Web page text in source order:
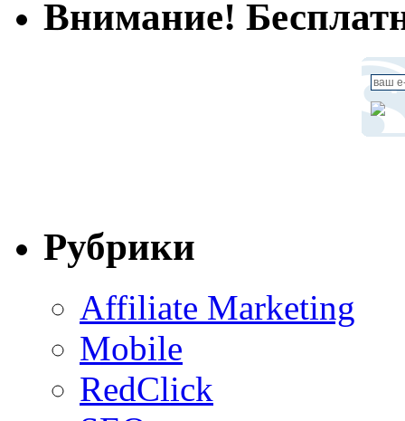
Внимание!
Рубрики
Affiliate Marketing
Mobile
RedClick